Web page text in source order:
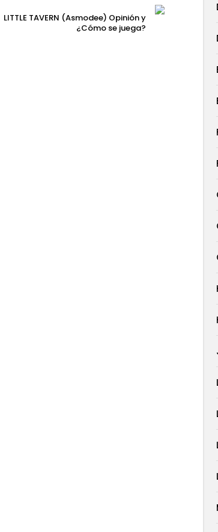
LITTLE TAVERN (Asmodee) Opinión y
¿Cómo se juega?